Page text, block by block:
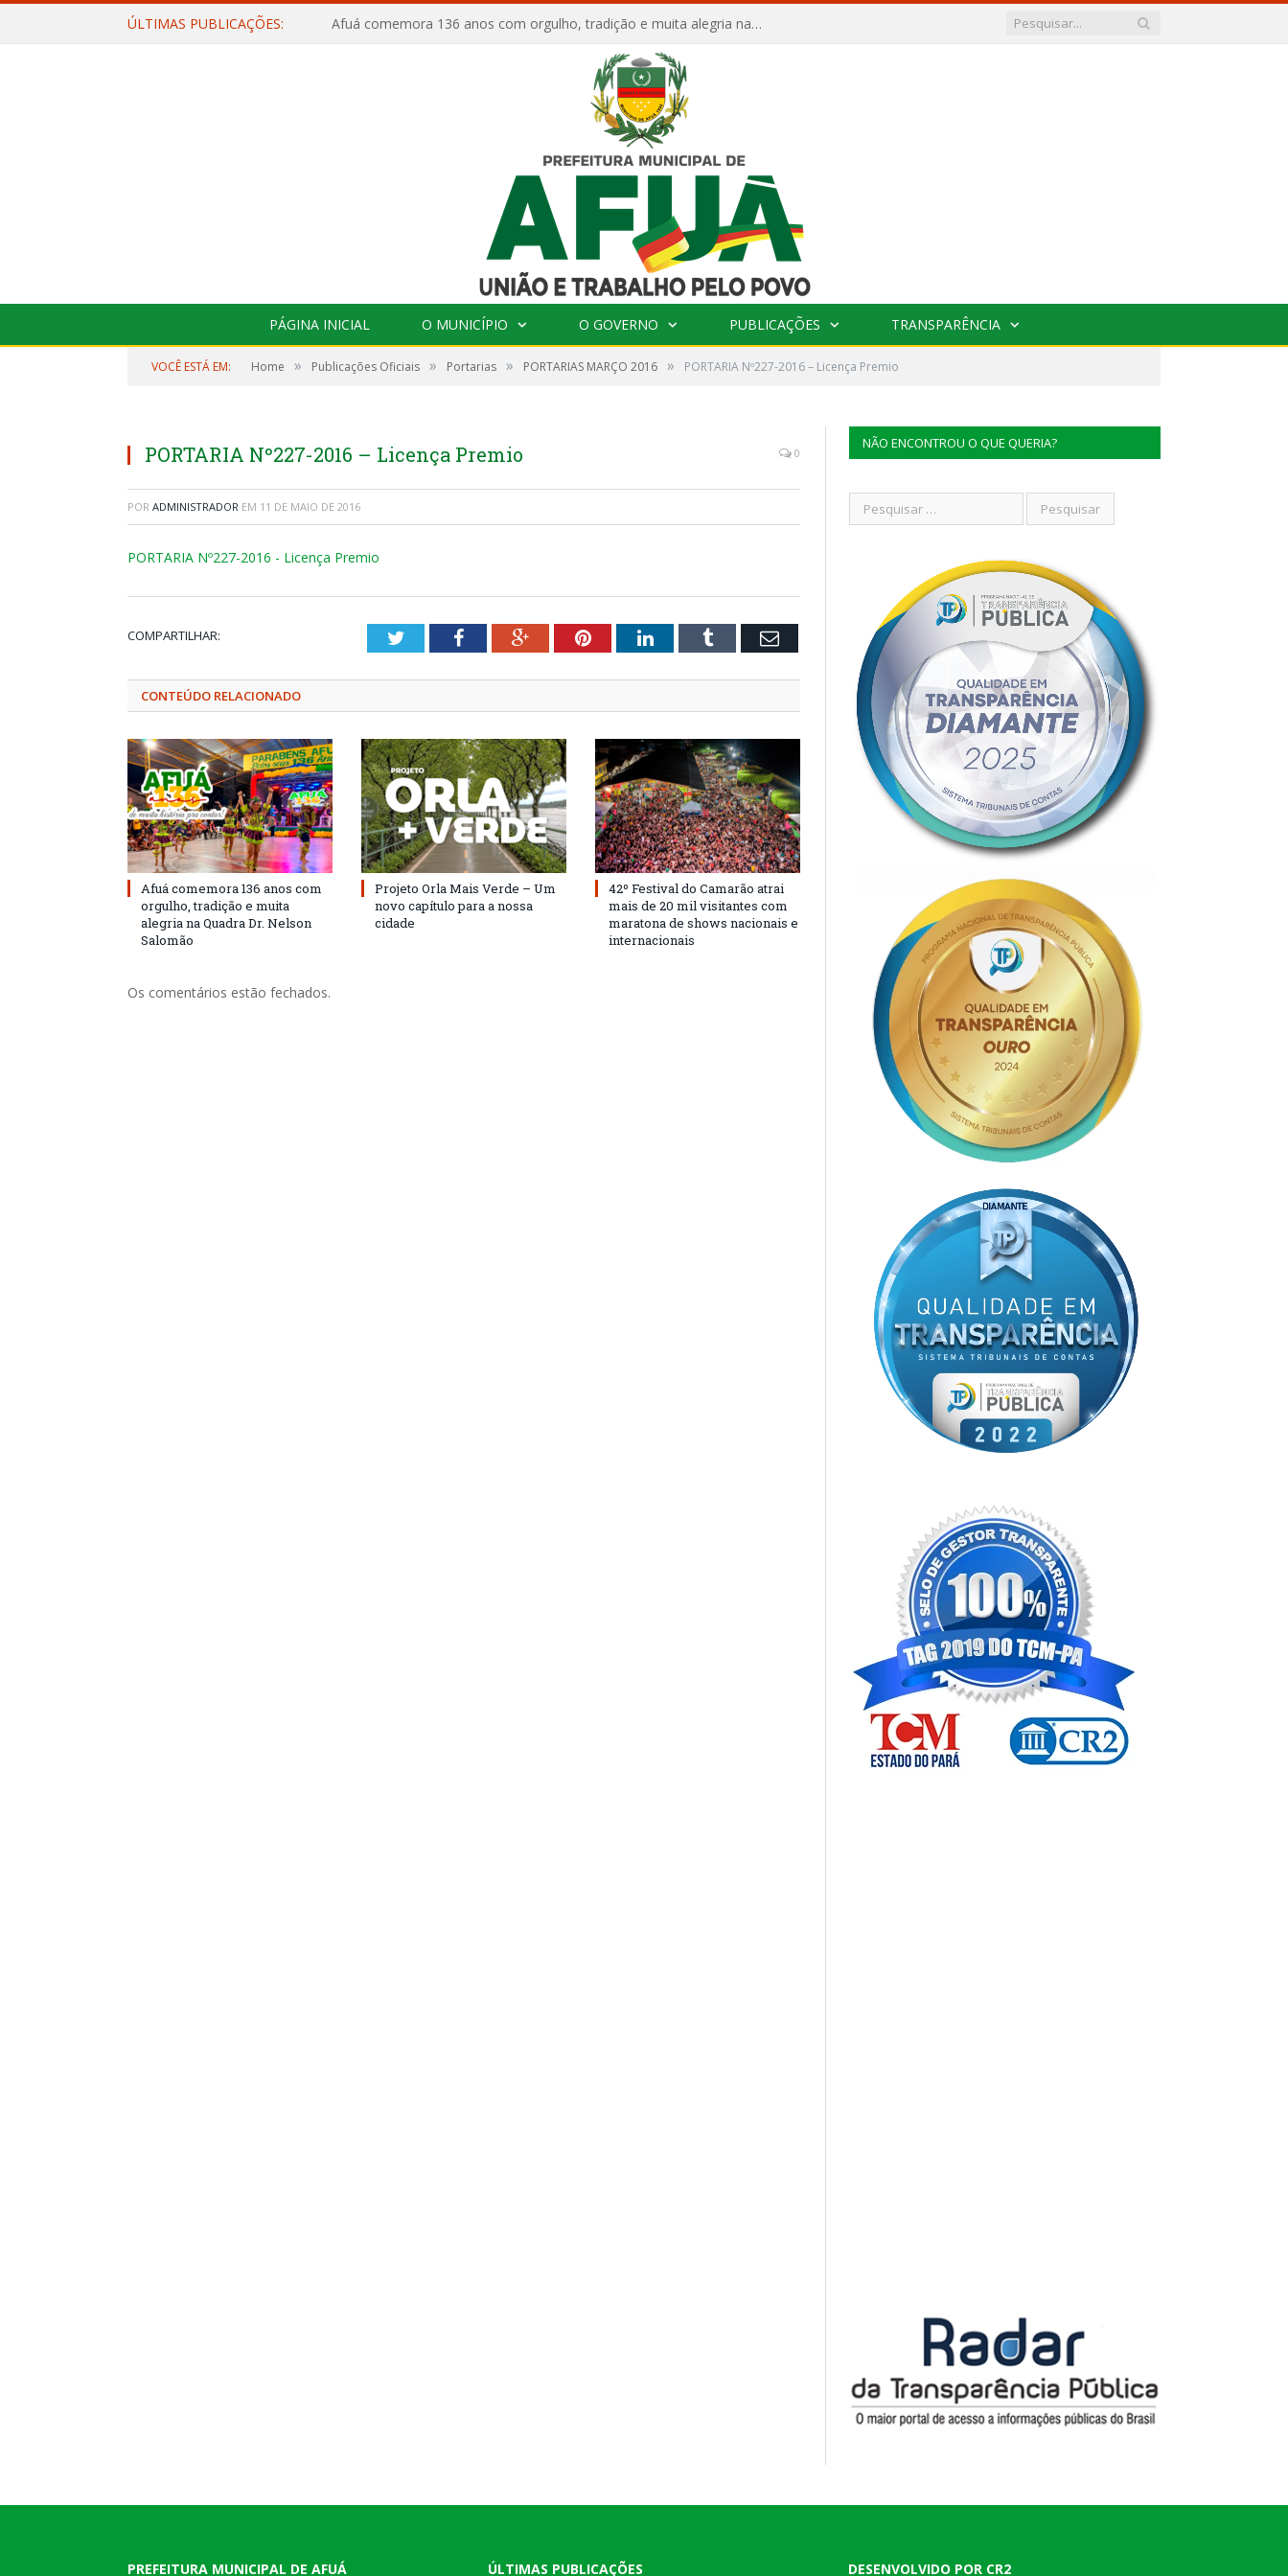
ÚLTIMAS PUBLICAÇÕES: Afuá comemora 136 anos com orgulho, tradição e muita alegria na Quadra Dr. Nelson Salomão
PÁGINA INICIAL O MUNICÍPIO O GOVERNO PUBLICAÇÕES TRANSPARÊNCIA
VOCÊ ESTÁ EM: Home » Publicações Oficiais » Portarias » PORTARIAS MARÇO 2016 » PORTARIA Nº227-2016 – Licença Premio
PORTARIA Nº227-2016 – Licença Premio 0
POR ADMINISTRADOR EM 11 DE MAIO DE 2016
PORTARIA Nº227-2016 - Licença Premio
COMPARTILHAR: TwitterFacebookGoogle+PinterestLinkedInTumblr Email
CONTEÚDO RELACIONADO
Afuá comemora 136 anos com
orgulho, tradição e muita
alegria na Quadra Dr. Nelson
Salomão
Projeto Orla Mais Verde – Um
novo capítulo para a nossa
cidade
42º Festival do Camarão atrai
mais de 20 mil visitantes com
maratona de shows nacionais e
internacionais
Os comentários estão fechados.
NÃO ENCONTROU O QUE QUERIA?
PREFEITURA MUNICIPAL DE AFUÁ ÚLTIMAS PUBLICAÇÕES DESENVOLVIDO POR CR2